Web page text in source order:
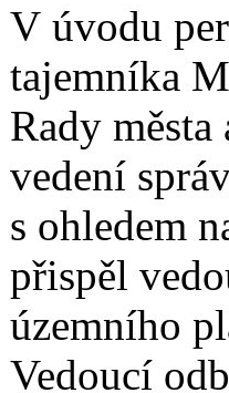
V úvodu
tajemníka
Rady
vedení
s ohledem
přispěl
územního
Vedoucí